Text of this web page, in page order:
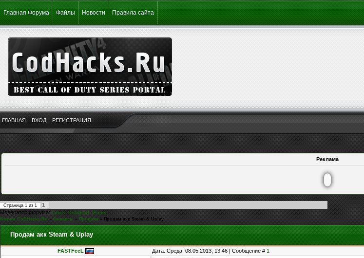
Главная Форума Файлы Новости Правила сайта
ГЛАВНАЯ ВХОД РЕГИСТРАЦИЯ
Реклама
Страница 1 из 1
1
Модератор форума:Casus, Kolabrod,iEnjoy
Форум CoDHacks.Ru » Финансы » Продажа » Продам акк Steam & Uplay
Продам акк Steam & Uplay
FASTFeeL Дата: Среда, 08.05.2013, 13:46 | Сообщение # 1